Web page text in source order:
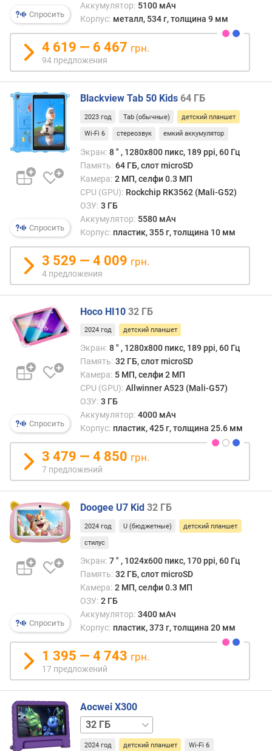
и
в
н
а
м
я
т
ь
(
Г
Б
с
т
о
н
а
я
п
м
я
(
Г
Б
)
A
T
u
T
B
e
m
a
k
0
0
0
p
o
Спросить
Аккумулятор: 5100 мАч
Корпус: металл, 534 г, толщина 9 мм
4 619 — 6 467 грн.
94 предложения
Спросить
Blackview Tab 50 Kids 64 ГБ
2023 год Tab (обычные) детский планшет
Wi-Fi 6 стереозвук емкий аккумулятор
Экран: 8 ″ , 1280x800 пикс, 189 ppi, 60 Гц
Память: 64 ГБ, слот microSD
Камера: 2 МП, селфи 0.3 МП
CPU (GPU): Rockchip RK3562 (Mali-G52)
ОЗУ: 3 ГБ
Аккумулятор: 5580 мАч
Корпус: пластик, 355 г, толщина 10 мм
3 529 — 4 009 грн.
4 предложения
Спросить
Hoco HI10 32 ГБ
2024 год детский планшет
Экран: 8 ″ , 1280x800 пикс, 189 ppi, 60 Гц
Память: 32 ГБ, слот microSD
Камера: 5 МП, селфи 2 МП
CPU (GPU): Allwinner A523 (Mali-G57)
ОЗУ: 3 ГБ
Аккумулятор: 4000 мАч
Корпус: пластик, 425 г, толщина 25.6 мм
3 479 — 4 850 грн.
7 предложений
Спросить
Doogee U7 Kid 32 ГБ
2024 год U (бюджетные) детский планшет
стилус
Экран: 7 ″ , 1024x600 пикс, 170 ppi, 60 Гц
Память: 32 ГБ, слот microSD
Камера: 2 МП, селфи 0.3 МП
ОЗУ: 2 ГБ
Аккумулятор: 3400 мАч
Корпус: пластик, 373 г, толщина 20 мм
1 395 — 4 743 грн.
17 предложений
Aocwei X300
64 ГБ
2024 год детский планшет Wi-Fi 6